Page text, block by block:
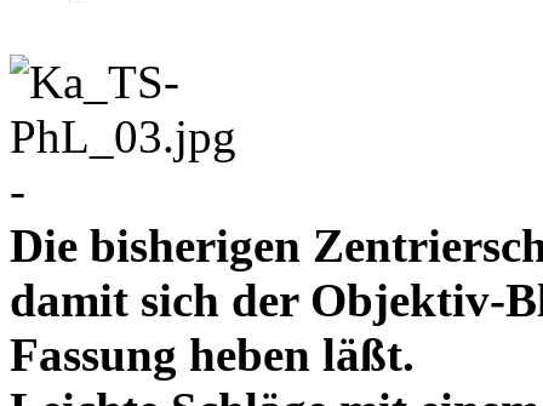
-
Die bisherigen
damit sich der Objektiv-
Fassung heben läßt.